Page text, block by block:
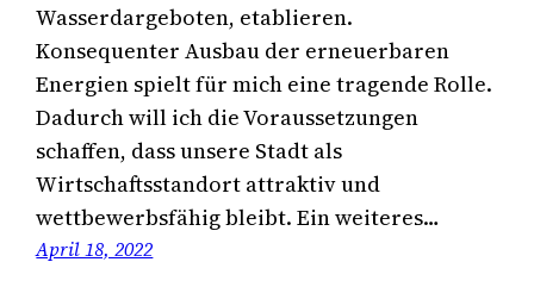
Wasserdargeboten, etablieren.
Konsequenter Ausbau der erneuerbaren
Energien spielt für mich eine tragende Rolle.
Dadurch will ich die Voraussetzungen
schaffen, dass unsere Stadt als
Wirtschaftsstandort attraktiv und
wettbewerbsfähig bleibt. Ein weiteres…
April 18, 2022